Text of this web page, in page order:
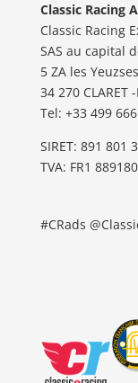
Classic Racing
Classic Racing
SAS au capital
5 ZA les Yeuzses
34 270 CLARET -
Tel: ‭+33 499
SIRET: 891 801
TVA: FR1
#CRads